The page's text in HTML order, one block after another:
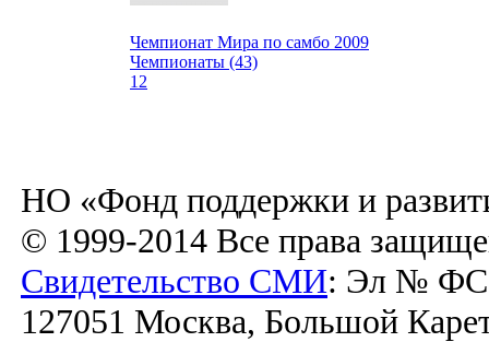
Чемпионат Мира по самбо 2009
Чемпионаты (43)
12
НО «Фонд поддержки и
© 1999-2014 Все права
Свидетельство СМИ: Эл №
127051 Москва, Большой